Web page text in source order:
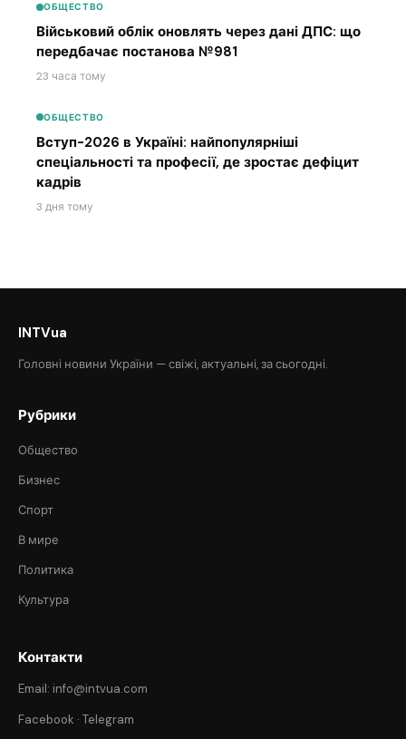
ОБЩЕСТВО
Військовий облік оновлять через дані ДПС: що
передбачає постанова №981
23 часа тому
ОБЩЕСТВО
Вступ-2026 в Україні: найпопулярніші
спеціальності та професії, де зростає дефіцит
кадрів
3 дня тому
INTVua
Головні новини України — свіжі, актуальні, за сьогодні.
Рубрики
Общество
Бизнес
Спорт
В мире
Политика
Культура
Контакти
Email: info@intvua.com
Facebook · Telegram